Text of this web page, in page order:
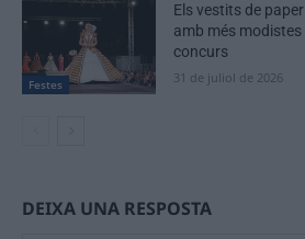
Festes
Els vestits de
amb més modistes
concurs
31 de juliol de 2026
DEIXA UNA RESPOSTA